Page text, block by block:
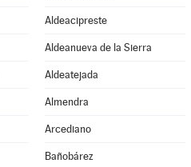
Aldeacipreste
Aldeanueva de la Sierra
Aldeatejada
Almendra
Arcediano
Bañobárez